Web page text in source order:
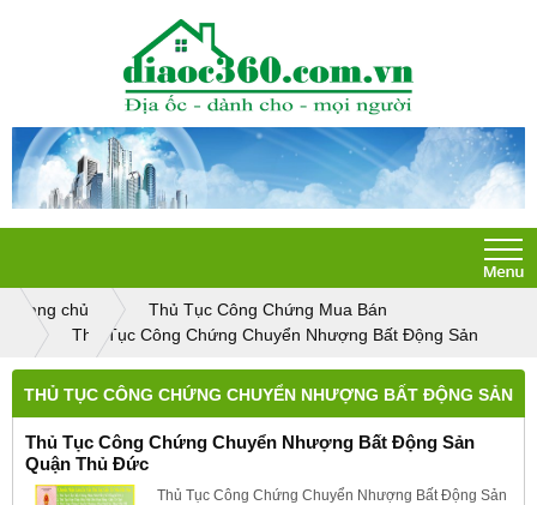
Trang chủ
Thủ Tục Công Chứng Mua Bán
Thủ Tục Công Chứng Chuyển Nhượng Bất Động Sản
THỦ TỤC CÔNG CHỨNG CHUYỂN NHƯỢNG BẤT ĐỘNG SẢN
Thủ Tục Công Chứng Chuyển Nhượng Bất Động Sản
Quận Thủ Đức
Thủ Tục Công Chứng Chuyển Nhượng Bất Động Sản